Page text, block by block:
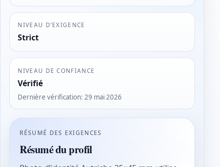
NIVEAU D’EXIGENCE
Strict
NIVEAU DE CONFIANCE
Vérifié
Dernière vérification:29 mai 2026
RÉSUMÉ DES EXIGENCES
Résumé du profil